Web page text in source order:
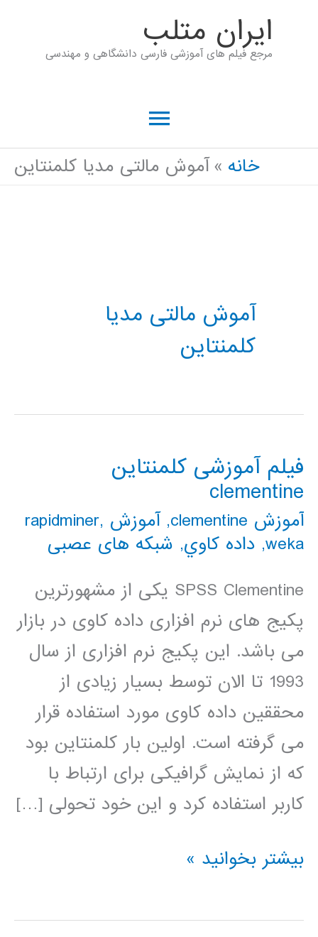
ايران متلب
مرجع فیلم های آموزشی فارسی دانشگاهی و مهندسی
فهرست
اصلی
خانه آموش مالتی مدیا کلمنتاین
آموش مالتی مدیا
کلمنتاین
فیلم آموزشی کلمنتاین
clementine
آموزش clementine ,آموزش rapidminer ,
weka
, داده كاوي, شبکه های عصبی
SPSS Clementine یکی از مشهورترین
پکیج های نرم افزاری داده کاوی در بازار
می باشد. این پکیج نرم افزاری از سال
1993 تا الان توسط بسیار زیادی از
محققین داده کاوی مورد استفاده قرار
می گرفته است. اولین بار کلمنتاین بود
که از نمایش گرافیکی برای ارتباط با
کاربر استفاده کرد و این خود تحولی […]
فیلم
کلمنتاین
بیشتر بخوانید »